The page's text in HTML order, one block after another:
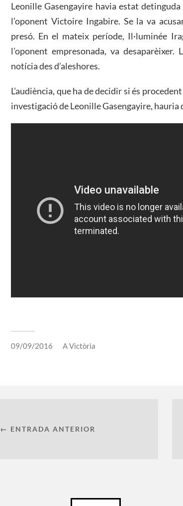
Leonille Gasengayire havia estat
l’oponent Victoire Ingabire. Se la va
presó. En el mateix període, Il·luminée
l’oponent empresonada, va
notícia des d’aleshores.
L’audiència, que ha de decidir si és
investigació de Leonille Gasengayire, hauria
09/09/2016 AVictòria
← ENTRADA ANTERIOR